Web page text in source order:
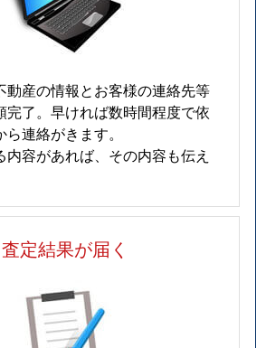
動産の情報とお客様の連絡先等
完了。早ければ数時間程度で依
連絡がきます。
内容があれば、その内容も伝え
査定結果が届く